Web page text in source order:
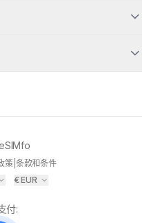
策| 条款和条件
€EUR
付: